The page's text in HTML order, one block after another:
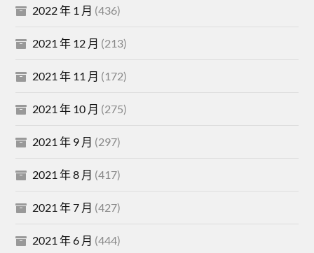
2022 年 1 月 (436)
2021 年 12 月 (213)
2021 年 11 月 (172)
2021 年 10 月 (275)
2021 年 9 月 (297)
2021 年 8 月 (417)
2021 年 7 月 (427)
2021 年 6 月 (444)